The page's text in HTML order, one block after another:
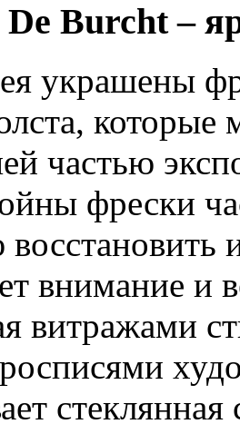
Burcht –
украшены
которые
частью
фрески
внимание и
витражами